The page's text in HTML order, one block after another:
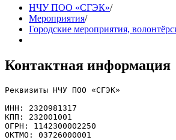
НЧУ ПОО «СГЭК»/
Мероприятия/
Городские мероприятия,
Контактная информация
Реквизиты НЧУ ПОО «СГЭК»
ИНН: 2320981317
КПП: 232001001
ОГРН: 1142300002250
ОКТМО: 03726000001